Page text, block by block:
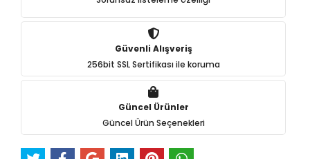
Güvenli Alışveriş
256bit SSL Sertifikası ile koruma
Güncel Ürünler
Güncel Ürün Seçenekleri